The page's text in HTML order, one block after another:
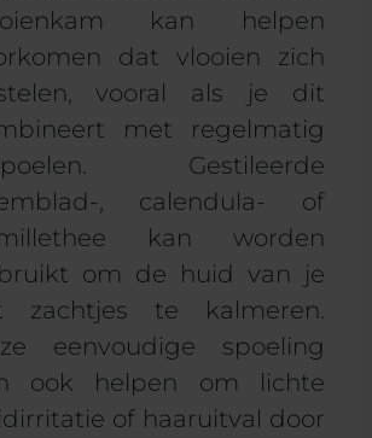
kan helpen
dat vlooien zich
vooral als je dit
met regelmatig
Gestileerde
, calendula- of
kan worden
om de huid van je
zachtjes te kalmeren.
eenvoudige spoeling
ook helpen om lichte
of haaruitval door